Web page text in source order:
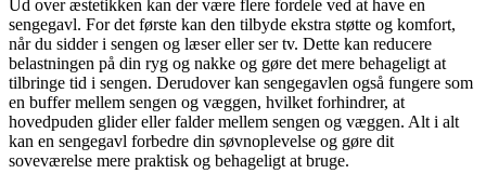
Ud over æstetikken kan der være flere fordele ved at have en
sengegavl. For det første kan den tilbyde ekstra støtte og komfort,
når du sidder i sengen og læser eller ser tv. Dette kan reducere
belastningen på din ryg og nakke og gøre det mere behageligt at
tilbringe tid i sengen. Derudover kan sengegavlen også fungere som
en buffer mellem sengen og væggen, hvilket forhindrer, at
hovedpuden glider eller falder mellem sengen og væggen. Alt i alt
kan en sengegavl forbedre din søvnoplevelse og gøre dit
soveværelse mere praktisk og behageligt at bruge.